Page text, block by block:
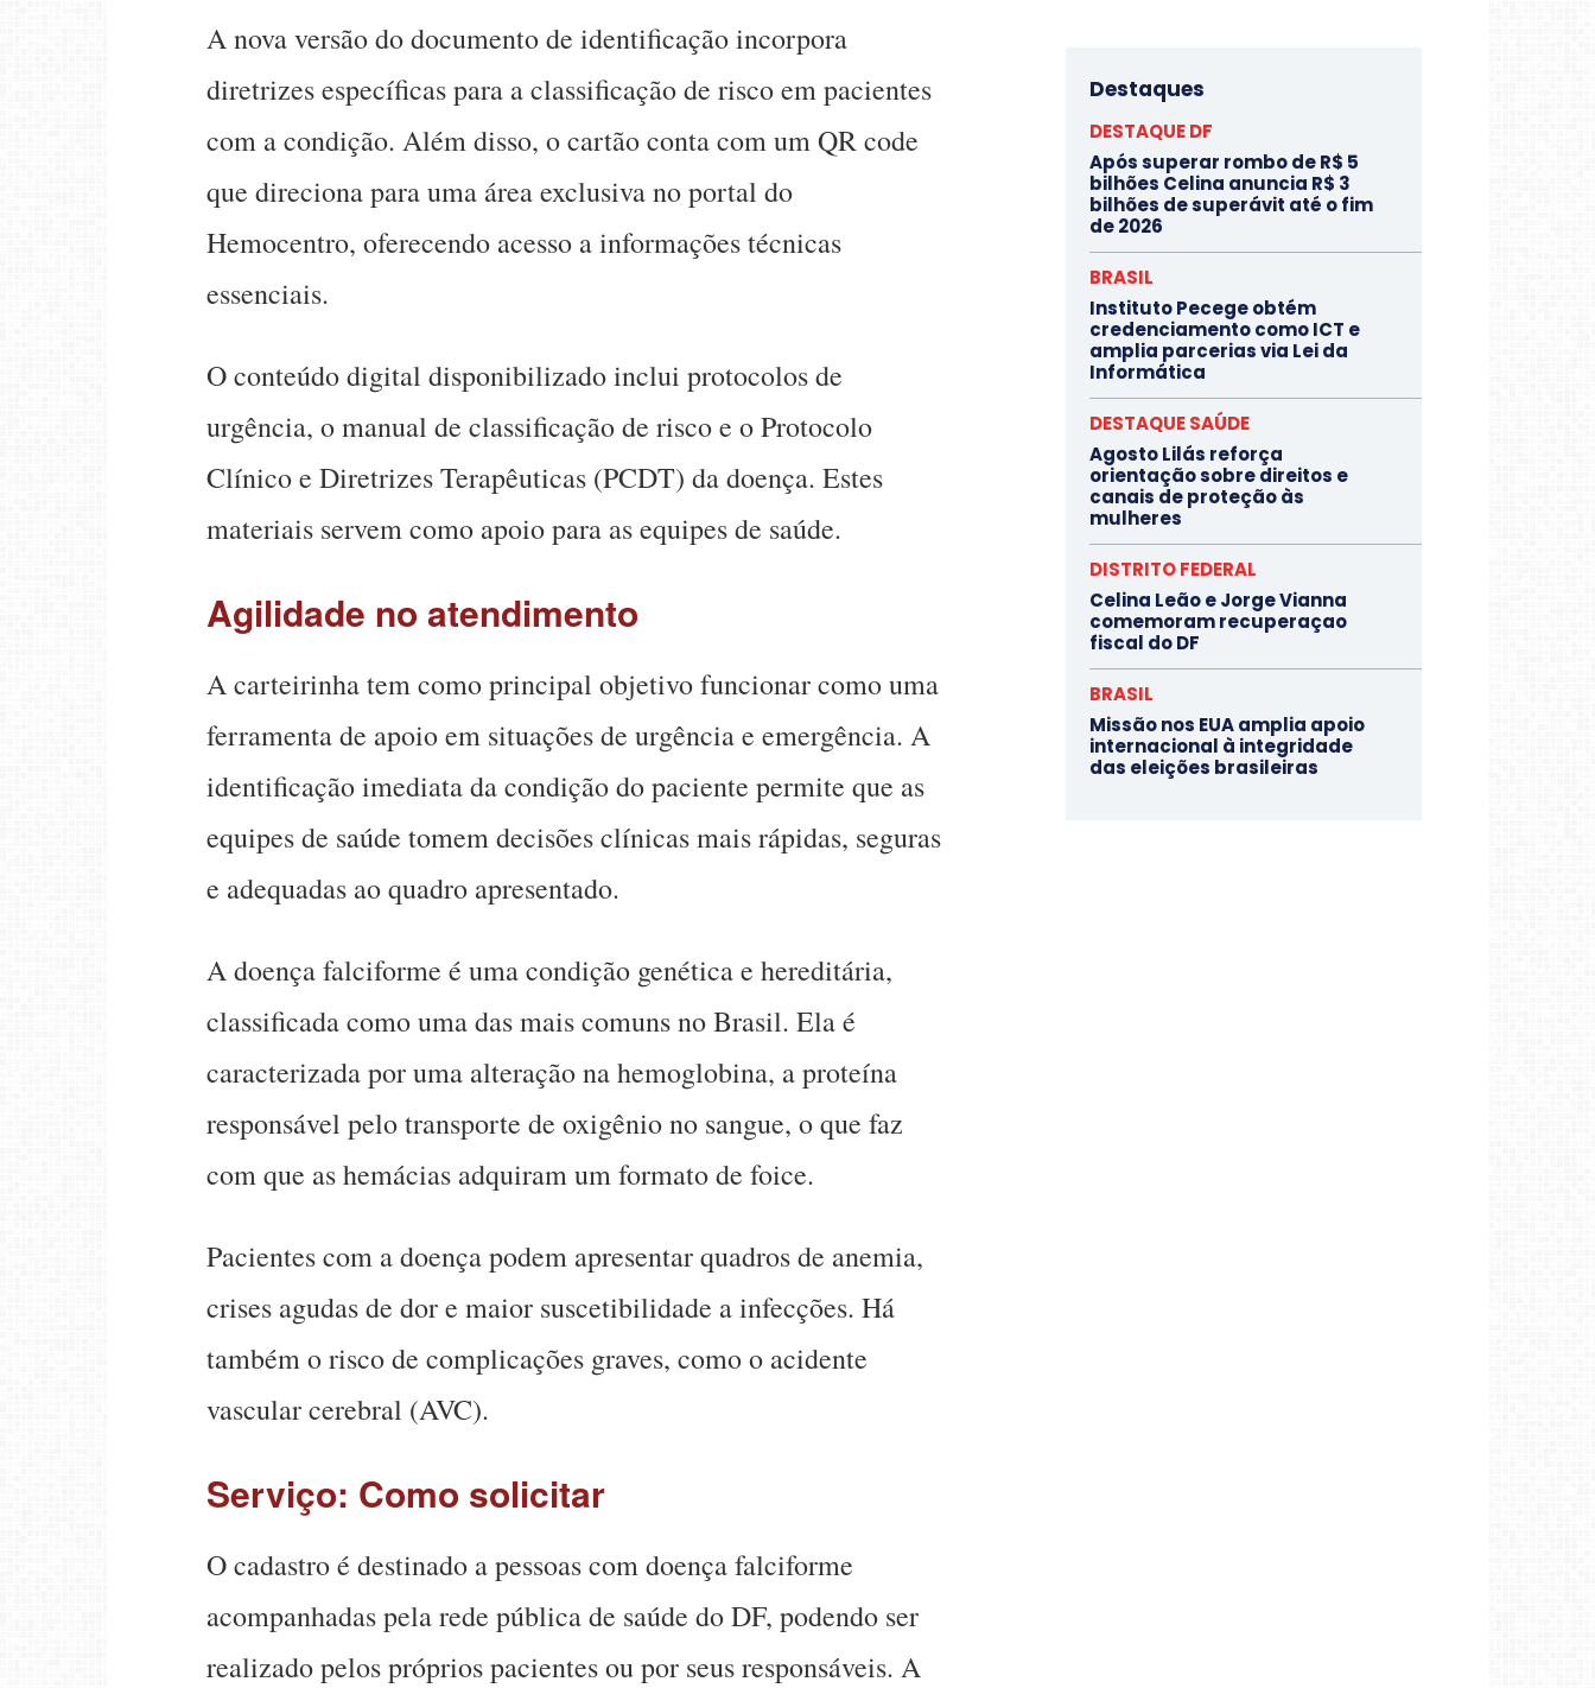
A nova versão do documento de identificação incorpora
diretrizes específicas para a classificação de risco em pacientes
com a condição. Além disso, o cartão conta com um QR code
que direciona para uma área exclusiva no portal do
Hemocentro, oferecendo acesso a informações técnicas
essenciais.
O conteúdo digital disponibilizado inclui protocolos de
urgência, o manual de classificação de risco e o Protocolo
Clínico e Diretrizes Terapêuticas (PCDT) da doença. Estes
materiais servem como apoio para as equipes de saúde.
Agilidade no atendimento
A carteirinha tem como principal objetivo funcionar como uma
ferramenta de apoio em situações de urgência e emergência. A
identificação imediata da condição do paciente permite que as
equipes de saúde tomem decisões clínicas mais rápidas, seguras
e adequadas ao quadro apresentado.
A doença falciforme é uma condição genética e hereditária,
classificada como uma das mais comuns no Brasil. Ela é
caracterizada por uma alteração na hemoglobina, a proteína
responsável pelo transporte de oxigênio no sangue, o que faz
com que as hemácias adquiram um formato de foice.
Pacientes com a doença podem apresentar quadros de anemia,
crises agudas de dor e maior suscetibilidade a infecções. Há
também o risco de complicações graves, como o acidente
vascular cerebral (AVC).
Serviço: Como solicitar
O cadastro é destinado a pessoas com doença falciforme
acompanhadas pela rede pública de saúde do DF, podendo ser
realizado pelos próprios pacientes ou por seus responsáveis. A
Destaques
DESTAQUE DF
Após superar rombo de R$ 5
bilhões Celina anuncia R$ 3
bilhões de superávit até o fim
de 2026
BRASIL
Instituto Pecege obtém
credenciamento como ICT e
amplia parcerias via Lei da
Informática
DESTAQUE SAÚDE
Agosto Lilás reforça
orientação sobre direitos e
canais de proteção às
mulheres
DISTRITO FEDERAL
Celina Leão e Jorge Vianna
comemoram recuperaçao
fiscal do DF
BRASIL
Missão nos EUA amplia apoio
internacional à integridade
das eleições brasileiras